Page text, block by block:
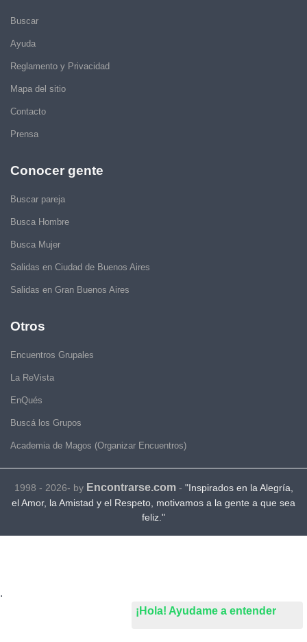
¡Hola! Ayudame a entender
Buscar
Ayuda
Reglamento y Privacidad
Mapa del sitio
Contacto
Prensa
Conocer gente
Buscar pareja
Busca Hombre
Busca Mujer
Salidas en Ciudad de Buenos Aires
Salidas en Gran Buenos Aires
Otros
Encuentros Grupales
La ReVista
EnQués
Buscá los Grupos
Academia de Magos (Organizar Encuentros)
1998 - 2026- by Encontrarse.com- "Inspirados en la Alegría,
el Amor, la Amistad y el Respeto, motivamos a la gente a que sea
feliz."
.